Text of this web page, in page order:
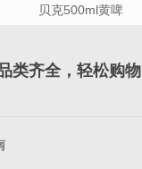
贝克500ml黄啤
类齐全，轻松购物